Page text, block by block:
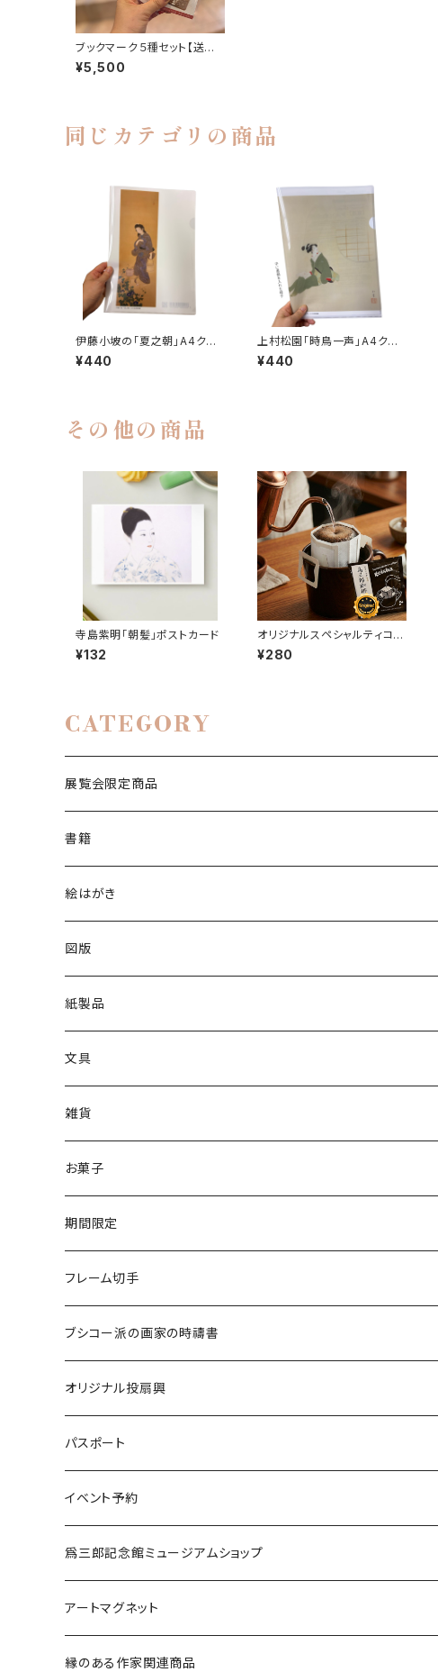
ブックマーク５種セット【送料
無料】
¥5,500
同じカテゴリの商品
伊藤小坡の「夏之朝」A4クリ
アファイル
¥440
上村松園「時鳥一声」A4クリ
アファイル
¥440
その他の商品
寺島紫明「朝髪」ポストカード
¥132
オリジナルスペシャルティコー
ヒー第１弾「爲三郎珈琲」【ク
ラシックモカ】ドリップバッグ１
¥280
CATEGORY
展覧会限定商品
絵はがき
2024印象派展
2025日本画家 長谷川喜久展
陶磁器
図録
出品作家商品
カレンダー
メガネ拭き
クリアファイル
2024印象派展
書籍
図録
冊子
絵はがき
所蔵品絵はがき
日本画
洋画
分館爲三郎記念館絵はがき
展覧会限定
印象派展
山本眞輔・澄江・真希展2026
図版
紙製品
一筆箋
その他
文具
筆記用具
クリアファイル
リングノート（A5サイズ）
一筆箋
ブックマーク
雑貨
あぶらとり紙
懐紙
ストラップ
ハンカチ
マグネット
缶バッジ
各種ケース
ミラー
掛軸たとう
縦型
茶筅
お菓子
7D
ドライマンゴー
チョコレートマンゴー
７D
スペシャルティコーヒー
焼き菓子
水
期間限定
受注生産
フレーム切手
ブシコー派の画家の時禱書
オリジナル投扇興
投扇興セット（道具一式）
投扇興 扇子2本セット
パスポート
新規
更新
イベント予約
弘法市の日に巡る 覚王山・城山 歴史文化と美術散策
11月21日（金）
12月21日（日）
爲三郎記念館ミュージアムショップ
季節の商品
茶道具
アートマグネット
縁のある作家関連商品